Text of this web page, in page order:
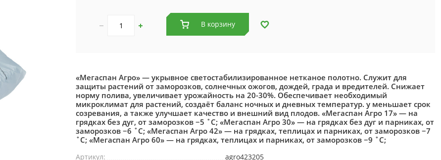
В корзину
«Мегаспан Агро» — укрывное светостабилизированное нетканое полотно. Служит для
защиты растений от заморозков, солнечных ожогов, дождей, града и вредителей. Снижает
норму полива, увеличивает урожайность на 20-30%. Обеспечивает необходимый
микроклимат для растений, создаёт баланс ночных и дневных температур. у меньшает срок
созревания, а также улучшает качество и внешний вид плодов. «Мегаспан Агро 17» — на
грядках без дуг, от заморозков −5 ˚С; «Мегаспан Агро 30» — на грядках без дуг и парниках, от
заморозков −6 ˚С; «Мегаспан Агро 42» — на грядках, теплицах и парниках, от заморозков −7
˚С; «Мегаспан Агро 60» — на грядках, теплицах и парниках, от заморозков −9 ˚С;
Артикул: agro423205